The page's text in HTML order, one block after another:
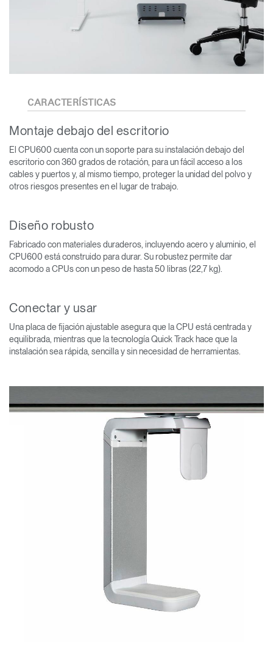
CARACTERÍSTICAS
Montaje debajo del escritorio
El CPU600 cuenta con un soporte para su instalación debajo del
escritorio con 360 grados de rotación, para un fácil acceso a los
cables y puertos y, al mismo tiempo, proteger la unidad del polvo y
otros riesgos presentes en el lugar de trabajo.
Diseño robusto
Fabricado con materiales duraderos, incluyendo acero y aluminio, el
CPU600 está construido para durar. Su robustez permite dar
acomodo a CPUs con un peso de hasta 50 libras (22,7 kg).
Conectar y usar
Una placa de fijación ajustable asegura que la CPU está centrada y
equilibrada, mientras que la tecnología Quick Track hace que la
instalación sea rápida, sencilla y sin necesidad de herramientas.